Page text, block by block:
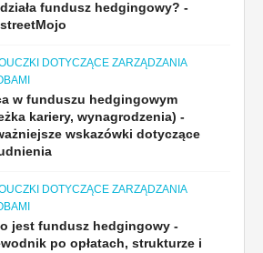
fundusz hedgingowy? -
DOTYCZĄCE ZARZĄDZANIA
w funduszu hedgingowym
kariery, wynagrodzenia) -
wskazówki dotyczące
DOTYCZĄCE ZARZĄDZANIA
jest fundusz hedgingowy -
po opłatach, strukturze i